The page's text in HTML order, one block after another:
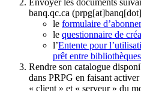
banq.qc.ca
le formulaire
le questionnaire de
l’Entente pour
prêt entre bibliothèques
Rendre son catalogue
dans PRPG en faisant
« client » et « serveur » du